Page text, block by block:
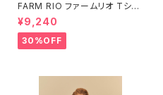
FARM RIO ファームリオ Tシャ
ツ HOHOHO
¥9,240
30%OFF